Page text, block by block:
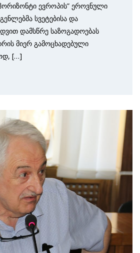
ევროპის” ეროვნული
სვეტებისა და
დამსწრე საზოგადოებას
მიერ გამოცხადებული
[…]